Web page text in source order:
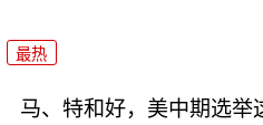
最热
马、特和好，美中期选举